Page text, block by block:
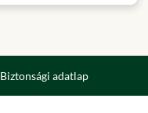
Biztonsági adatlap